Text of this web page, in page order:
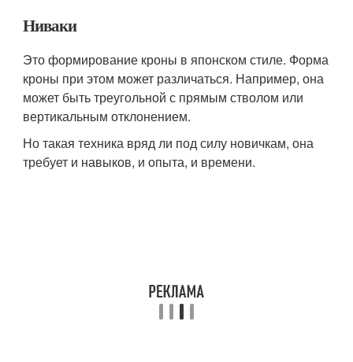
Ниваки
Это формирование кроны в японском стиле. Форма
кроны при этом может различаться. Например, она
может быть треугольной с прямым стволом или
вертикальным отклонением.
Но такая техника вряд ли под силу новичкам, она
требует и навыков, и опыта, и времени.